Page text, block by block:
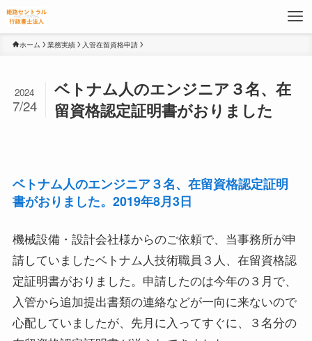
ホーム 業務実績 入管在留資格申請
ベトナム人のエンジニア３名、在
留資格認定証明書がおりました
2024
7/24
ベトナム人のエンジニア３名、在留資格認定証明
書がおりました。2019年8月3日
機械設備・設計会社様からのご依頼で、当事務所が申
請していましたベトナム人技術職員３人、在留資格認
定証明書がおりました。申請したのは今年の３月で、
入管から追加提出書類の連絡などが一向に来ないので
心配していましたが、先月に入ってすぐに、３名分の